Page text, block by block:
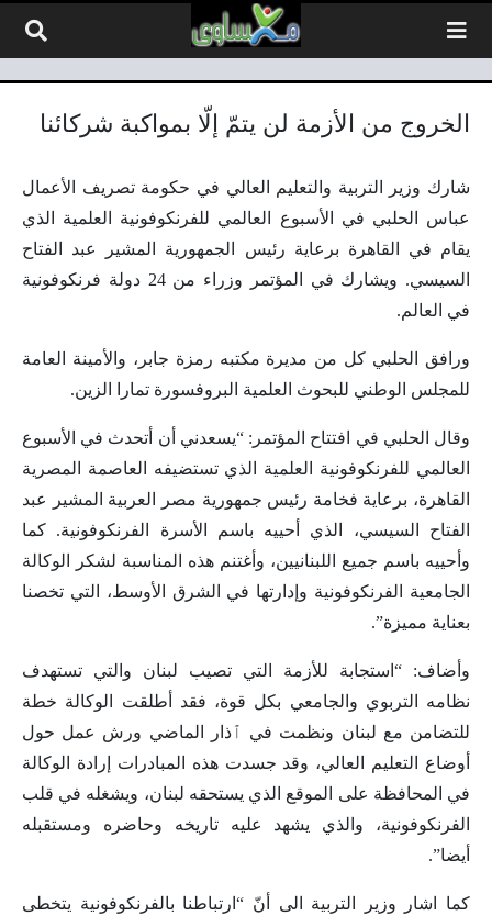
الخروج من الأزمة لن يتمّ إلّا بمواكبة شركائنا
شارك وزير التربية والتعليم العالي في حكومة تصريف الأعمال
عباس الحلبي في الأسبوع العالمي للفرنكوفونية العلمية الذي
يقام في القاهرة برعاية رئيس الجمهورية المشير عبد الفتاح
السيسي. ويشارك في المؤتمر وزراء من 24 دولة فرنكوفونية
في العالم.
ورافق الحلبي كل من مديرة مكتبه رمزة جابر، والأمينة العامة
للمجلس الوطني للبحوث العلمية البروفسورة تمارا الزين.
وقال الحلبي في افتتاح المؤتمر: “يسعدني أن أتحدث في الأسبوع
العالمي للفرنكوفونية العلمية الذي تستضيفه العاصمة المصرية
القاهرة، برعاية فخامة رئيس جمهورية مصر العربية المشير عبد
الفتاح السيسي، الذي أحييه باسم الأسرة الفرنكوفونية. كما
وأحييه باسم جميع اللبنانيين، وأغتنم هذه المناسبة لشكر الوكالة
الجامعية الفرنكوفونية وإدارتها في الشرق الأوسط، التي تخصنا
بعناية مميزة”.
وأضاف: “استجابة للأزمة التي تصيب لبنان والتي تستهدف
نظامه التربوي والجامعي بكل قوة، فقد أطلقت الوكالة خطة
للتضامن مع لبنان ونظمت في ٱذار الماضي ورش عمل حول
أوضاع التعليم العالي، وقد جسدت هذه المبادرات إرادة الوكالة
في المحافظة على الموقع الذي يستحقه لبنان، ويشغله في قلب
الفرنكوفونية، والذي يشهد عليه تاريخه وحاضره ومستقبله
أيضا”.
كما اشار وزير التربية الى أنّ “ارتباطنا بالفرنكوفونية يتخطى